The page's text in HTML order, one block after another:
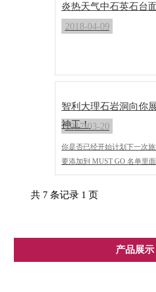
量效益型增长转变，去库存
炎热天气中石英石台
2018-04-09
智利大理石岩洞向你
神工！
2017-03-20
你是否已经开始计划下一次
要添加到 MUST GO 名单里
塔哥尼亚。在那里，淡水冰
大理石洞的半岛——Capillas
共 7 条记录 1 页
产品展示